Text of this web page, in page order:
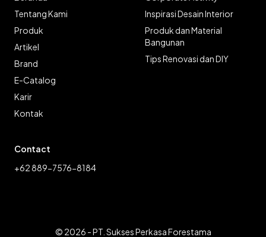
Tentang Kami
Produk
Artikel
Brand
E-Catalog
Karir
Kontak
Inspirasi Desain Interior
Produk dan Material
Bangunan
Tips Renovasi dan DIY
Contact
+62 889-7576-8184
© 2026 - PT. Sukses Perkasa Forestama